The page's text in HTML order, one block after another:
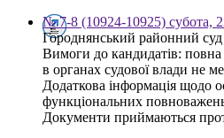
№ 7-8 (10924-10925) субота,
Городнянський районний суд
Вимоги до кандидатів: повна
в органах судової влади не
Додаткова інформація щодо
функціональних
Документи приймаються